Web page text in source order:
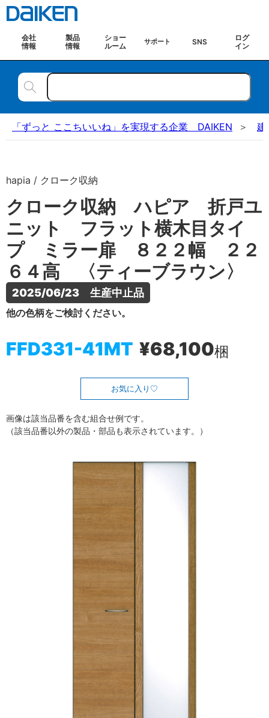
会社
情報
製品
情報
ショー
ルーム
サポート SNS
ログ
イン
「ずっと ここちいいね」を実現する企業 DAIKEN 建
hapia / クローク収納
クローク収納 ハピア 折戸ユ
ニット フラット横木目タイ
プ ミラー扉 ８２２幅 ２２
６４高 〈ティーブラウン〉
2025/06/23　生産中止品
他の色柄をご検討ください。
FFD331-41MT ¥68,100梱
お気に入り
画像は該当品番を含む組合せ例です。
（該当品番以外の製品・部品も表示されています。）